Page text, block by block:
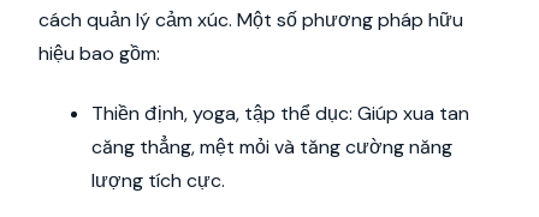
cách quản lý cảm xúc. Một số phương pháp hữu
hiệu bao gồm:
Thiền định, yoga, tập thể dục: Giúp xua tan
căng thẳng, mệt mỏi và tăng cường năng
lượng tích cực.